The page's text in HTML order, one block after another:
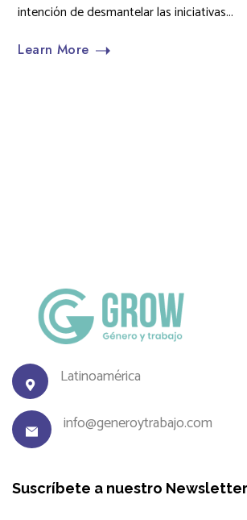
intención de desmantelar las iniciativas...
Learn More
Latinoamérica
info@generoytrabajo.com
Suscríbete a nuestro Newsletter